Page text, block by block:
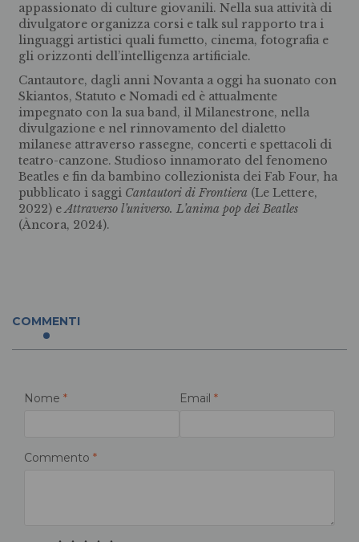
appassionato di culture giovanili. Nella sua attività di
divulgatore organizza corsi e talk sul rapporto tra i
linguaggi artistici quali fumetto, cinema, fotografia e
gli orizzonti dell’intelligenza artificiale.
Cantautore, dagli anni Novanta a oggi ha suonato con
Skiantos, Statuto e Nomadi ed è attualmente
impegnato con la sua band, il Milanestrone, nella
divulgazione e nel rinnovamento del dialetto
milanese attraverso rassegne, concerti e spettacoli di
teatro-canzone. Studioso innamorato del fenomeno
Beatles e fin da bambino collezionista dei Fab Four, ha
pubblicato i saggi Cantautori di Frontiera (Le Lettere,
2022) eAttraverso l’universo. L’anima pop dei Beatles
(Àncora, 2024).
COMMENTI
Nome * Email *
Commento *